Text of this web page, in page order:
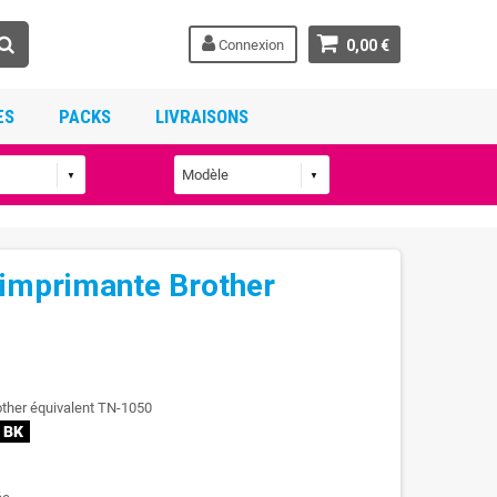
0,00 €
Connexion
PACKS LIVRAISONS
Brother
équivalent TN-1050